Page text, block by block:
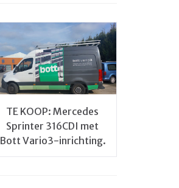
TE KOOP: Mercedes
Sprinter 316CDI met
Bott Vario3-inrichting.